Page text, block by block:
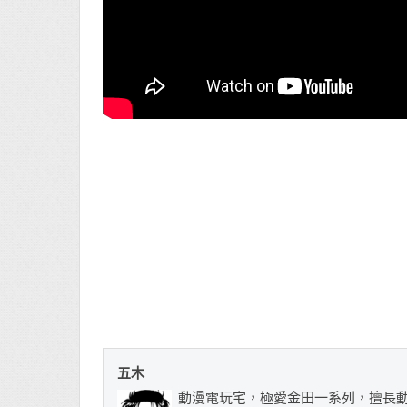
五木
動漫電玩宅，極愛金田一系列，擅長